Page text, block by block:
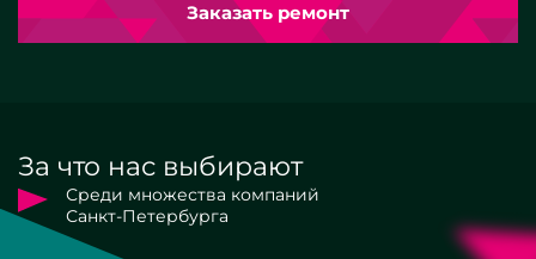
Заказать ремонт
За что нас выбирают
Среди множества компаний
Санкт-Петербурга